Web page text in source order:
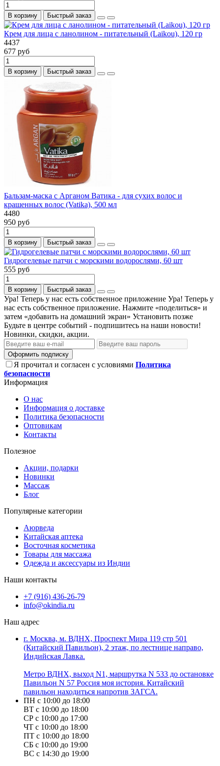
В корзину Быстрый заказ
Крем для лица с ланолином - питательный (Laikou), 120 гр
4437
677 руб
В корзину Быстрый заказ
Бальзам-маска с Арганом Ватика - для сухих волос и
крашенных волос (Vatika), 500 мл
4480
950 руб
В корзину Быстрый заказ
Гидрогелевые патчи с морскими водорослями, 60 шт
555 руб
В корзину Быстрый заказ
Ура! Теперь у нас есть собственное приложение Ура! Теперь у
нас есть собственное приложение. Нажмите «поделиться» и
затем «добавить на домашний экран» Установить позже
Будьте в центре событий - подпишитесь на наши новости!
Новинки, скидки, акции.
Оформить подписку
Я прочитал и согласен с условиями Политика
безопасности
Информация
О нас
Информация о доставке
Политика безопасности
Оптовикам
Контакты
Полезное
Акции, подарки
Новинки
Массаж
Блог
Популярные категории
Аюрведа
Китайская аптека
Восточная косметика
Товары для массажа
Одежда и аксессуары из Индии
Наши контакты
+7 (916) 436-26-79
info@okindia.ru
Наш адрес
г. Москва, м. ВДНХ, Проспект Мира 119 стр 501
(Китайский Павильон), 2 этаж, по лестнице направо,
Индийская Лавка.
Метро ВДНХ, выход N1, маршрутка N 533 до остановке
Павильон N 57 Россия моя история. Китайский
павильон находиться напротив ЗАГСА.
ПН с 10:00 до 18:00
ВТ с 10:00 до 18:00
СР с 10:00 до 17:00
ЧТ с 10:00 до 18:00
ПТ с 10:00 до 18:00
СБ с 10:00 до 19:00
ВС с 14:30 до 19:00